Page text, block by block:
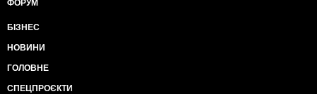
ФОРУМ
БІЗНЕС
НОВИНИ
ГОЛОВНЕ
СПЕЦПРОЄКТИ